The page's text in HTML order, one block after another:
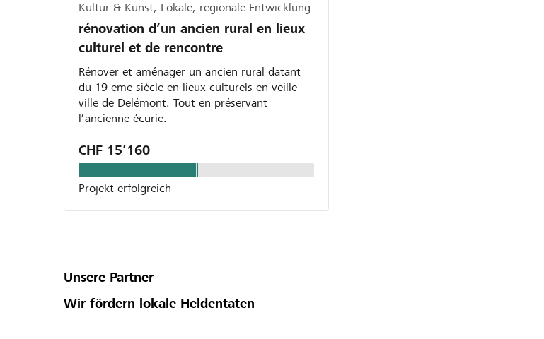
Kultur & Kunst, Lokale, regionale Entwicklung
rénovation d’un ancien rural en lieux
culturel et de rencontre
Rénover et aménager un ancien rural datant
du 19 eme siècle en lieux culturels en veille
ville de Delémont. Tout en préservant
l’ancienne écurie.
CHF 15’160
Projekt erfolgreich
Unsere Partner
Wir fördern lokale Heldentaten